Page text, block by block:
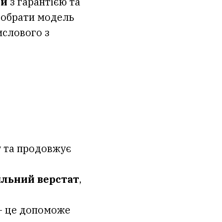
модель
з
та продовжує
верстат,
це допоможе